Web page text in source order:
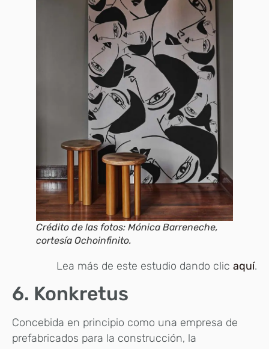
Crédito de las fotos: Mónica Barreneche,
cortesía Ochoinfinito.
Lea más de este estudio dando clic aquí.
6. Konkretus
Concebida en principio como una empresa de
prefabricados para la construcción, la